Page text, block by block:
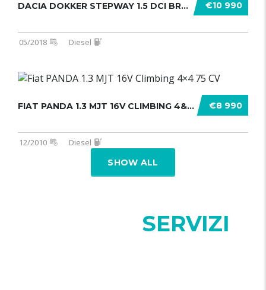
€10 990
DACIA DOKKER STEPWAY 1.5 DCI BRAVE ........
05/2018 Diesel
€8 990
FIAT PANDA 1.3 MJT 16V CLIMBING 4&# .......
12/2010
Diesel
SHOW ALL
SERVIZI